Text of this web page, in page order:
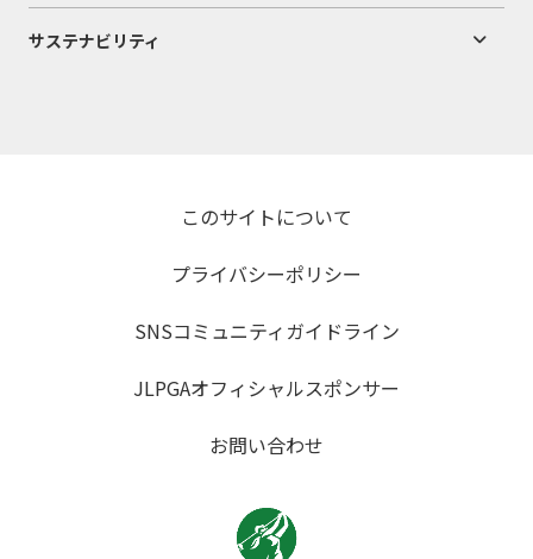
サステナビリティ
このサイトについて
プライバシーポリシー
SNSコミュニティガイドライン
JLPGAオフィシャルスポンサー
お問い合わせ